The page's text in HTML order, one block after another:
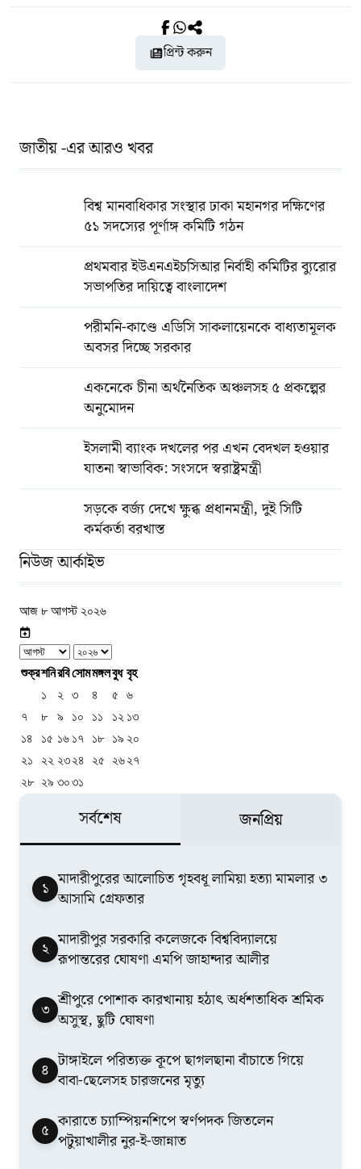
প্রিন্ট করুন
জাতীয় -এর আরও খবর
বিশ্ব মানবাধিকার সংস্থার ঢাকা মহানগর দক্ষিণের
৫১ সদস্যের পূর্ণাঙ্গ কমিটি গঠন
প্রথমবার ইউএনএইচসিআর নির্বাহী কমিটির ব্যুরোর
সভাপতির দায়িত্বে বাংলাদেশ
পরীমনি-কাণ্ডে এডিসি সাকলায়েনকে বাধ্যতামূলক
অবসর দিচ্ছে সরকার
একনেকে চীনা অর্থনৈতিক অঞ্চলসহ ৫ প্রকল্পের
অনুমোদন
ইসলামী ব্যাংক দখলের পর এখন বেদখল হওয়ার
যাতনা স্বাভাবিক: সংসদে স্বরাষ্ট্রমন্ত্রী
সড়কে বর্জ্য দেখে ক্ষুব্ধ প্রধানমন্ত্রী, দুই সিটি
কর্মকর্তা বরখাস্ত
নিউজ আর্কাইভ
আজ ৮ আগস্ট ২০২৬
শুক্রশনিরবিসোমমঙ্গলবুধ বৃহ
১
২ ৩ ৪ ৫
৬
৭
৮ ৯ ১০ ১১ ১২ ১৩
১৪
১৫ ১৬ ১৭ ১৮ ১৯ ২০
২১
২২ ২৩২৪ ২৫ ২৬২৭
২৮ ২৯ ৩০৩১
সর্বশেষ জনপ্রিয়
১ মাদারীপুরের আলোচিত গৃহবধূ লামিয়া হত্যা মামলার ৩
আসামি গ্রেফতার
২ মাদারীপুর সরকারি কলেজকে বিশ্ববিদ্যালয়ে
রূপান্তরের ঘোষণা এমপি জাহান্দার আলীর
৩ শ্রীপুরে পোশাক কারখানায় হঠাৎ অর্ধশতাধিক শ্রমিক
অসুস্থ, ছুটি ঘোষণা
৪ টাঙ্গাইলে পরিত্যক্ত কূপে ছাগলছানা বাঁচাতে গিয়ে
বাবা-ছেলেসহ চারজনের মৃত্যু
৫ কারাতে চ্যাম্পিয়নশিপে স্বর্ণপদক জিতলেন
পটুয়াখালীর নুর-ই-জান্নাত